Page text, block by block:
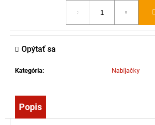
Kategória: Nabíjačky
Opýtať sa
Popis
d
p
m